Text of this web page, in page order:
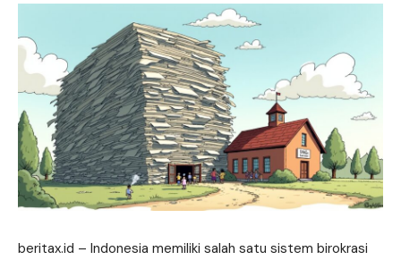
beritax.id – Indonesia memiliki salah satu sistem birokrasi